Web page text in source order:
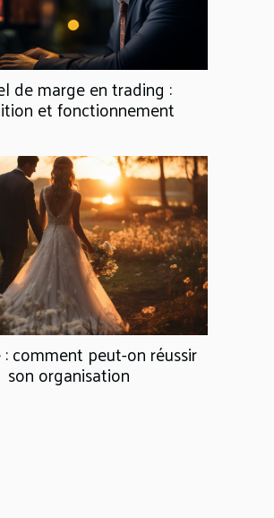
de marge en trading :
et fonctionnement
: comment peut-on réussir
son organisation